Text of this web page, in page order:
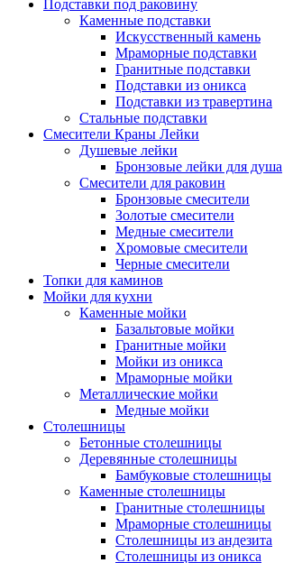
Подставки под раковину
Каменные подставки
Искусственный камень
Мраморные подставки
Гранитные подставки
Подставки из оникса
Подставки из травертина
Стальные подставки
Смесители Краны Лейки
Душевые лейки
Бронзовые лейки для душа
Смесители для раковин
Бронзовые смесители
Золотые смесители
Медные смесители
Хромовые смесители
Черные смесители
Топки для каминов
Мойки для кухни
Каменные мойки
Базальтовые мойки
Гранитные мойки
Мойки из оникса
Мраморные мойки
Металлические мойки
Медные мойки
Столешницы
Бетонные столешницы
Деревянные столешницы
Бамбуковые столешницы
Каменные столешницы
Гранитные столешницы
Мраморные столешницы
Столешницы из андезита
Столешницы из оникса